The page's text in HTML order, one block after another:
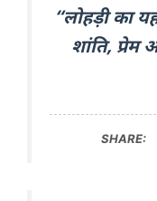
“लोहड़ी का
शांति,
SHARE: